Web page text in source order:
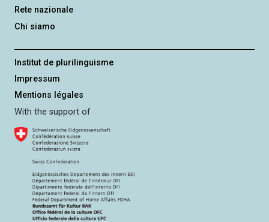
Rete nazionale
Chi siamo
Institut de plurilinguisme
Impressum
Mentions légales
With the support of